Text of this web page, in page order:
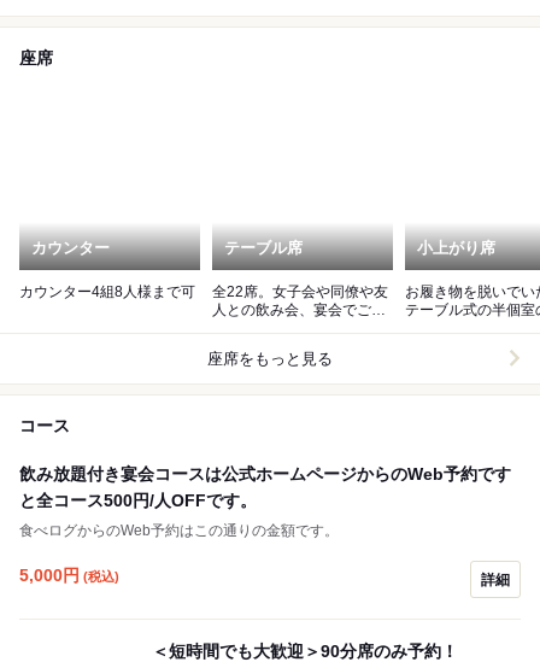
座席
カウンター
カウンター4組8人様まで可
テーブル席
全22席。女子会や同僚や友
人との飲み会、宴会でご利
小上がり席
お履き物を脱いでい
テーブル式の半個室
座席をもっと見る
コース
飲み放題付き宴会コースは公式ホームページからのWeb予約です
と全コース500円/人OFFです。
食べログからのWeb予約はこの通りの金額です。
5,000円 (税込) 詳細
＜短時間でも大歓迎＞90分席のみ予約！